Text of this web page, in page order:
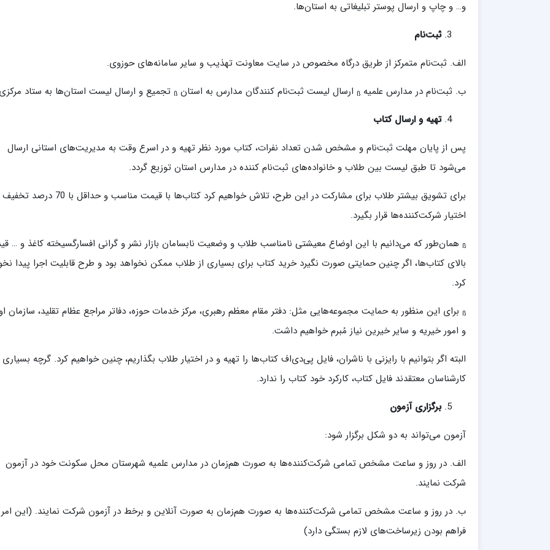
و… و چاپ و ارسال پوستر تبلیغاتی به استان‌ها.
ثبتنام
الف. ثبت‌نام متمرکز از طریق درگاه مخصوص در سایت معاونت تهذیب و سایر سامانه‌های حوزوی.
ب. ثبت‌نام در مدارس علمیه ß ارسال لیست ثبت‌نام کنندگان مدارس به استان ß تجمیع و ارسال لیست استان‌ها به ستاد
تهیه و ارسال کتاب
پس از پایان مهلت ثبت‌نام و مشخص شدن تعداد نفرات، کتاب مورد نظر تهیه و در اسرع وقت به مدیریت‌های استانی ارسال
می‌شود تا طبق لیست بین طلاب و خانواده‌های ثبت‌نام کننده در مدارس استان توزیع گردد.
برای تشویق بیشتر طلاب برای مشارکت در این طرح، تلاش خواهیم کرد کتاب‌ها با قیمت مناسب و حداقل
اختیار شرکت‌کننده‌ها قرار بگیرد.
ß همان‌طور که می‌دانیم با این اوضاع معیشتی نامناسب طلاب و وضعیت نابسامان بازار نشر و گرانی افسارگسیخته کاغذ و …
بالای کتاب‌ها، اگر چنین حمایتی صورت نگیرد خرید کتاب برای بسیاری از طلاب ممکن نخواهد بود و طرح قابلیت اجرا پیدا
کرد.
ß برای این منظور به حمایت مجموعه‌هایی مثل: دفتر مقام معظم رهبری، مرکز خدمات حوزه، دفاتر مراجع عظام تقلید، سازمان
و امور خیریه و سایر خیرین نیاز مُبرم خواهیم داشت.
البته اگر بتوانیم با رایزنی با ناشران، فایل پی‌دی‌اف کتاب‌ها را تهیه و در اختیار طلاب بگذاریم، چنین خواهیم کرد. گرچه بسیاری
کارشناسان معتقدند فایل کتاب، کارکرد خود کتاب را ندارد.
برگزاری آزمون
آزمون می‌تواند به دو شکل برگزار شود:
الف. در روز و ساعت مشخص تمامی شرکت‌کننده‌ها به صورت هم‌زمان در مدارس علمیه شهرستان محل سکونت خود در آزمون
شرکت ‌نمایند.
ب. در روز و ساعت مشخص تمامی شرکت‌کننده‌ها به صورت هم‌زمان به صورت آنلاین و برخط در آزمون شرکت ‌نمایند. (این امر
فراهم بودن زیرساخت‌های لازم بستگی دارد)